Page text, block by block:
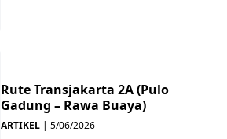
Rute Transjakarta 2A (Pulo
Gadung – Rawa Buaya)
ARTIKEL | 5/06/2026